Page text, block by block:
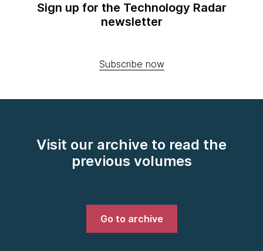
Sign up for the Technology Radar
newsletter
Subscribe now
Visit our archive to read the
previous volumes
Go to archive